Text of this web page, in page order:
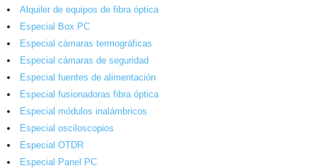
Alquiler de equipos de fibra óptica
Especial Box PC
Especial cámaras termográficas
Especial cámaras de seguridad
Especial fuentes de alimentación
Especial fusionadoras fibra óptica
Especial módulos inalámbricos
Especial osciloscopios
Especial OTDR
Especial Panel PC